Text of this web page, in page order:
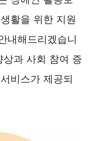
활을 위한 지원
내해드리겠습니
과 사회 참여 증
비스가 제공되